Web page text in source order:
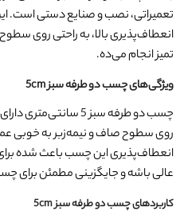
تعمیراتی، نصب و صنایع دستی
انعطاف‌پذیری بالا، به راحتی روی
تمیز انجام می‌ده.
ویژگی‌های چسب دو طرفه سبز 5cm
چسب دو طرفه سبز 5
روی سطوح صاف و نیمه‌زبر به خوبی
انعطاف‌پذیری این چسب باعث شده
عالی باشه و جایگزینی مطمئن برای
کاربردهای چسب دو طرفه سبز 5cm